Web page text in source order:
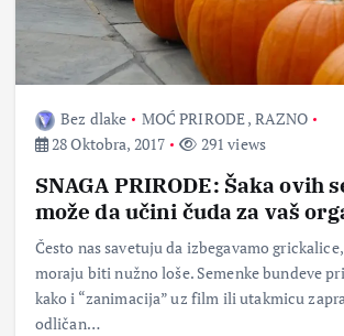
Bez dlake MOĆ PRIRODE, RAZNO
28 Oktobra, 2017
291 views
SNAGA PRIRODE: Šaka ovih
može da učini čuda za vaš
Često nas savetuju da izbegavamo
moraju biti nužno loše. Semenke bundeve
kako i “zanimacija” uz film ili utakmicu
odličan…